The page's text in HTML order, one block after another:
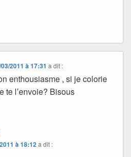
2011 à 17:31 a dit :
enthousiasme , si je colorie
te l’envoie? Bisous
à 18:12a dit :